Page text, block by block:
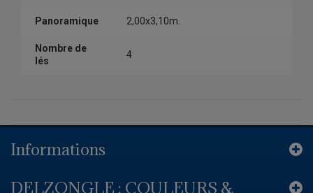
Panoramique 2,00x3,10m.
Nombre de
lés
4
Informations
DELZONGLE : COULEURS &